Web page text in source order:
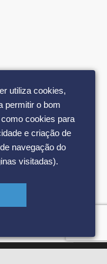
utiliza cookies,
permitir o bom
cookies para
e criação de
navegação do
visitadas).